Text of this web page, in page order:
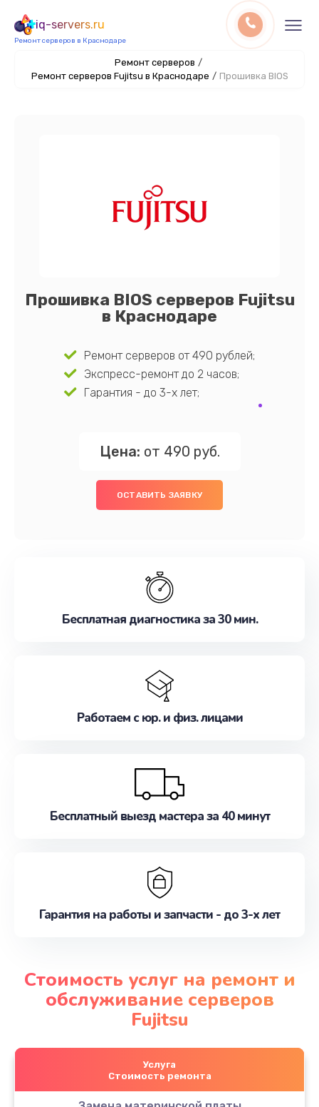
iq-servers.ru
Ремонт серверов в Краснодаре
Ремонт серверов /
Ремонт серверов Fujitsu в Краснодаре / Прошивка BIOS
Прошивка BIOS серверов Fujitsu
в Краснодаре
Ремонт серверов от 490 рублей;
Экспресс-ремонт до 2 часов;
Гарантия - до 3-х лет;
Цена: от 490 руб.
ОСТАВИТЬ ЗАЯВКУ
Бесплатная диагностика за 30 мин.
Работаем с юр. и физ. лицами
Бесплатный выезд мастера за 40 минут
Гарантия на работы и запчасти - до 3-х лет
Стоимость услуг на ремонт и
обслуживание серверов
Fujitsu
Услуга
Стоимость ремонта